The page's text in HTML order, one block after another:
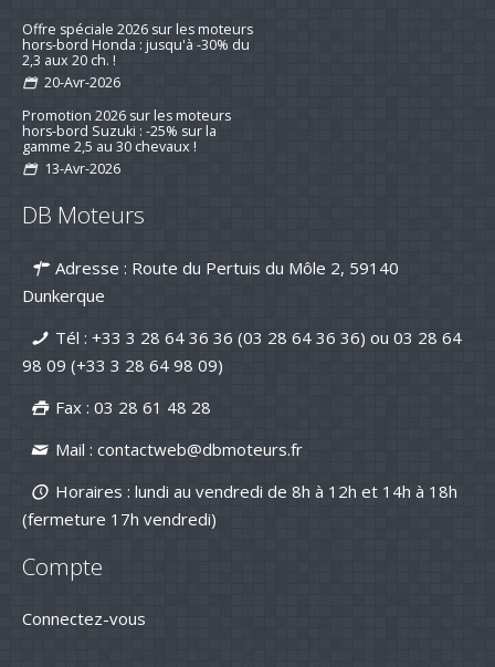
Offre spéciale 2026 sur les moteurs
hors-bord Honda : jusqu'à -30% du
2,3 aux 20 ch. !
20-Avr-2026
Promotion 2026 sur les moteurs
hors-bord Suzuki : -25% sur la
gamme 2,5 au 30 chevaux !
13-Avr-2026
Préparez la saison 2026 : jusqu’à -15
% sur les kits d’entretien pour
Nouvelle série "Stealth Line" chez
Suzuki Marine : Disponible dès
26-Jan-2026
DB Moteurs vous souhaite une
projets motorisés !
DB Moteurs
Adresse : Route du Pertuis du Môle 2, 59140
Dunkerque
Tél : +33 3 28 64 36 36 (03 28 64 36 36) ou 03 28 64
98 09 (+33 3 28 64 98 09)
Fax : 03 28 61 48 28
Mail : contactweb@dbmoteurs.fr
Horaires : lundi au vendredi de 8h à 12h et 14h à 18h
(fermeture 17h vendredi)
Compte
Connectez-vous